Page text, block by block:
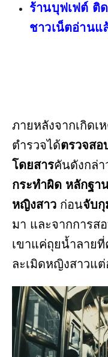
ร้านบุฟเฟต์ ติ
ชาวเน็ตอ่านแ
ภายหลังจากเกิดเ
ตำรวจได้ตรวจสอ
โดยสารคันดังกล่า
กระทำผิด หลักฐา
หญิงสาว ก่อนจับกุ
มา และจากการส
เขาแค่ถุยน้ำลายที่
ละเมิดหญิงสาวแต่